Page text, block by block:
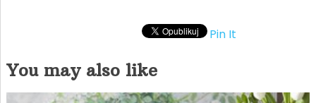
Pin It
You may also like